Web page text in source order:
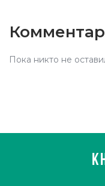
Пока никто не